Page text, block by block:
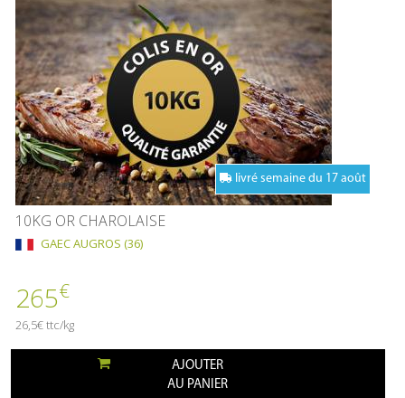
livré semaine du 17 août
10KG OR CHAROLAISE
GAEC AUGROS (36)
265€
26,5€ ttc/kg
AJOUTER
AU PANIER